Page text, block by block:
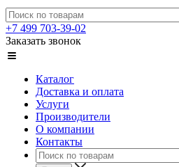
+7 499 703-39-02
Заказать звонок
Каталог
Доставка и оплата
Услуги
Производители
О компании
Контакты